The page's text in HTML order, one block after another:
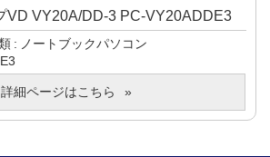
VD VY20A/DD-3 PC-VY20ADDE3
ノートブックパソコン
詳細ページはこちら